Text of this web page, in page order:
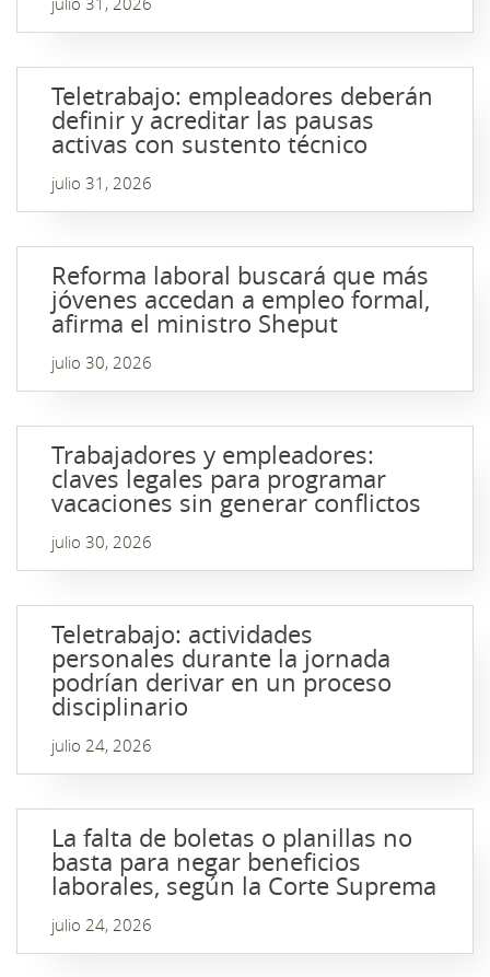
Teletrabajo: empleadores deberán
definir y acreditar las pausas
activas con sustento técnico
julio 31, 2026
Reforma laboral buscará que más
jóvenes accedan a empleo formal,
afirma el ministro Sheput
julio 30, 2026
Trabajadores y empleadores:
claves legales para programar
vacaciones sin generar conflictos
julio 30, 2026
Teletrabajo: actividades
personales durante la jornada
podrían derivar en un proceso
disciplinario
julio 24, 2026
La falta de boletas o planillas no
basta para negar beneficios
laborales, según la Corte Suprema
julio 24, 2026